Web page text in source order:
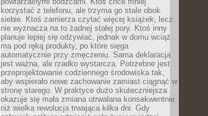
korzystać z telefonu, ale trzyma go stale obok
siebie. Ktoś zamierza czytać więcej książek, lecz
nie wyznacza na to żadnej stałej pory. Ktoś inny
planuje lepiej się odżywiać, jednak w domu wciąż
ma pod ręką produkty, po które sięga
automatycznie przy zmęczeniu. Sama deklaracja
jest ważna, ale rzadko wystarcza. Potrzebne jest
przeprojektowanie codziennego środowiska tak,
aby wspierało nowe zachowanie zamiast ciągnąć w
stronę starego. W praktyce dużo skuteczniejsza
okazuje się mała zmiana utrwalana konsekwentnie
niż wielka rewolucja trwająca kilka dni. Gdy